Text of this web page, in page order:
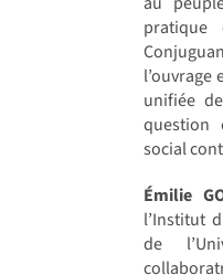
pratique
unifiée
question
social
Émilie
l’Institut
de